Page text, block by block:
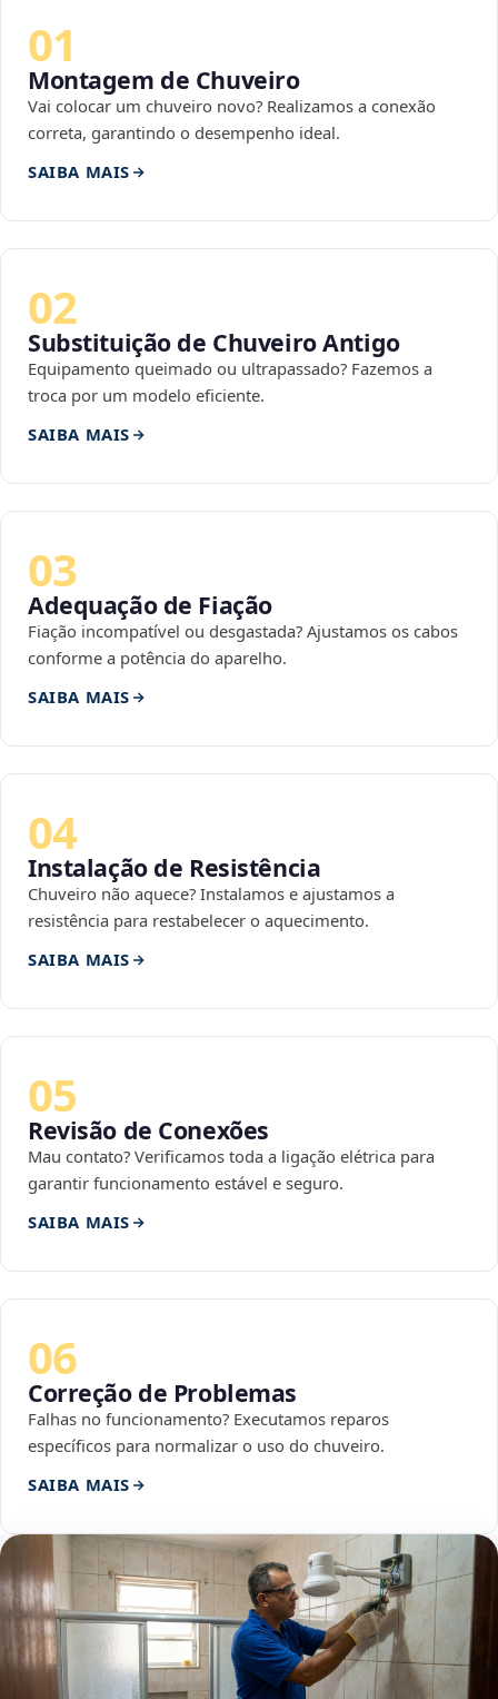
01
Montagem de Chuveiro
Vai colocar um chuveiro novo? Realizamos a conexão
correta, garantindo o desempenho ideal.
SAIBA MAIS
02
Substituição de Chuveiro Antigo
Equipamento queimado ou ultrapassado? Fazemos a
troca por um modelo eficiente.
SAIBA MAIS
03
Adequação de Fiação
Fiação incompatível ou desgastada? Ajustamos os cabos
conforme a potência do aparelho.
SAIBA MAIS
04
Instalação de Resistência
Chuveiro não aquece? Instalamos e ajustamos a
resistência para restabelecer o aquecimento.
SAIBA MAIS
05
Revisão de Conexões
Mau contato? Verificamos toda a ligação elétrica para
garantir funcionamento estável e seguro.
SAIBA MAIS
06
Correção de Problemas
Falhas no funcionamento? Executamos reparos
específicos para normalizar o uso do chuveiro.
SAIBA MAIS